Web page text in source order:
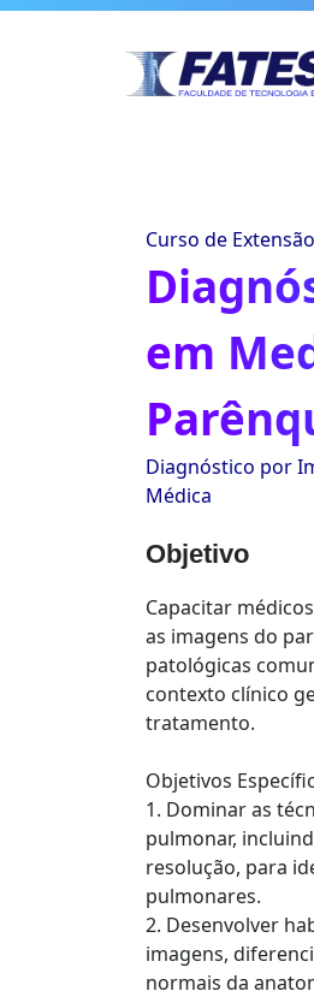
Curso de Extensão
em
Diagnóstico por
Médica
Objetivo
Capacitar
as imagens do
patológicas
contexto clínico
tratamento.
Objetivos
1. Dominar as
pulmonar,
resolução, para
pulmonares.
2. Desenvolver
imagens,
normais da